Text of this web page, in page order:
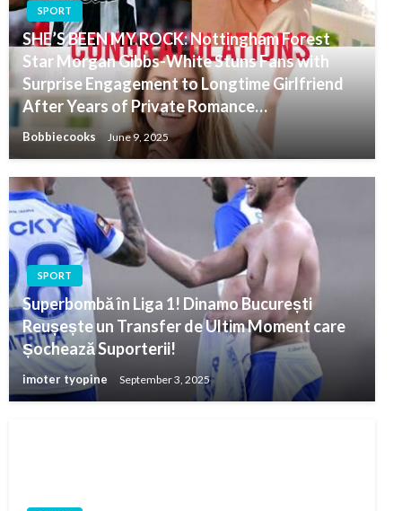
SPORT
SHE’S BEEN MY ROCK: Nottingham Forest
Star Morgan Gibbs-White Stuns Fans with
Surprise Engagement to Longtime Girlfriend
After Years of Private Romance…
Bobbiecooks June 9, 2025
SPORT
Superbombă în Liga 1! Dinamo București
Reușește un Transfer de Ultim Moment care
Șochează Suporterii!
imoter tyopine September 3, 2025